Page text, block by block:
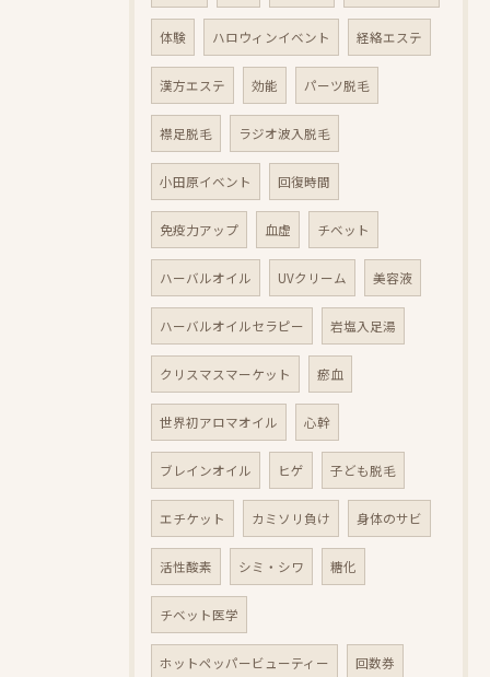
体験 ハロウィンイベント 経絡エステ
漢方エステ 効能 パーツ脱毛
襟足脱毛 ラジオ波入脱毛
小田原イベント 回復時間
免疫力アップ 血虚 チベット
ハーバルオイル UVクリーム 美容液
ハーバルオイルセラピー 岩塩入足湯
クリスマスマーケット 瘀血
世界初アロマオイル 心幹
ブレインオイル ヒゲ 子ども脱毛
エチケット カミソリ負け 身体のサビ
活性酸素 シミ・シワ 糖化
チベット医学
ホットペッパービューティー 回数券